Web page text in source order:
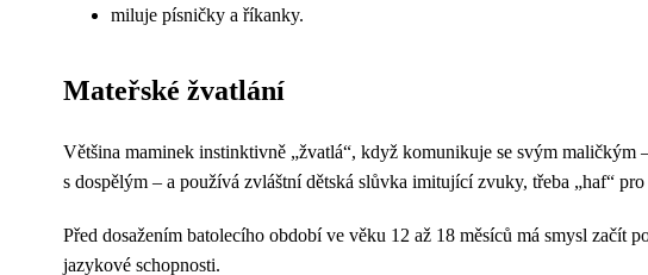
miluje písničky a říkanky.
Mateřské žvatlání
Většina maminek instinktivně „žvatlá“, když komunikuje se svým
s dospělým – a používá zvláštní dětská slůvka imitující zvuky, třeba „haf“
Před dosažením batolecího období ve věku 12 až 18 měsíců má smysl
jazykové schopnosti.